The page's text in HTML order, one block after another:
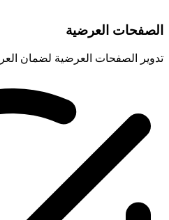
الصفحات العرضية
تدوير الصفحات العرضية لضمان